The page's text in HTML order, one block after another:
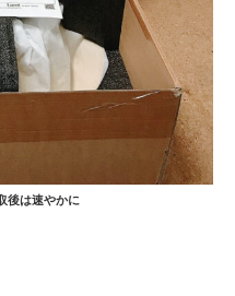
後は速やかに